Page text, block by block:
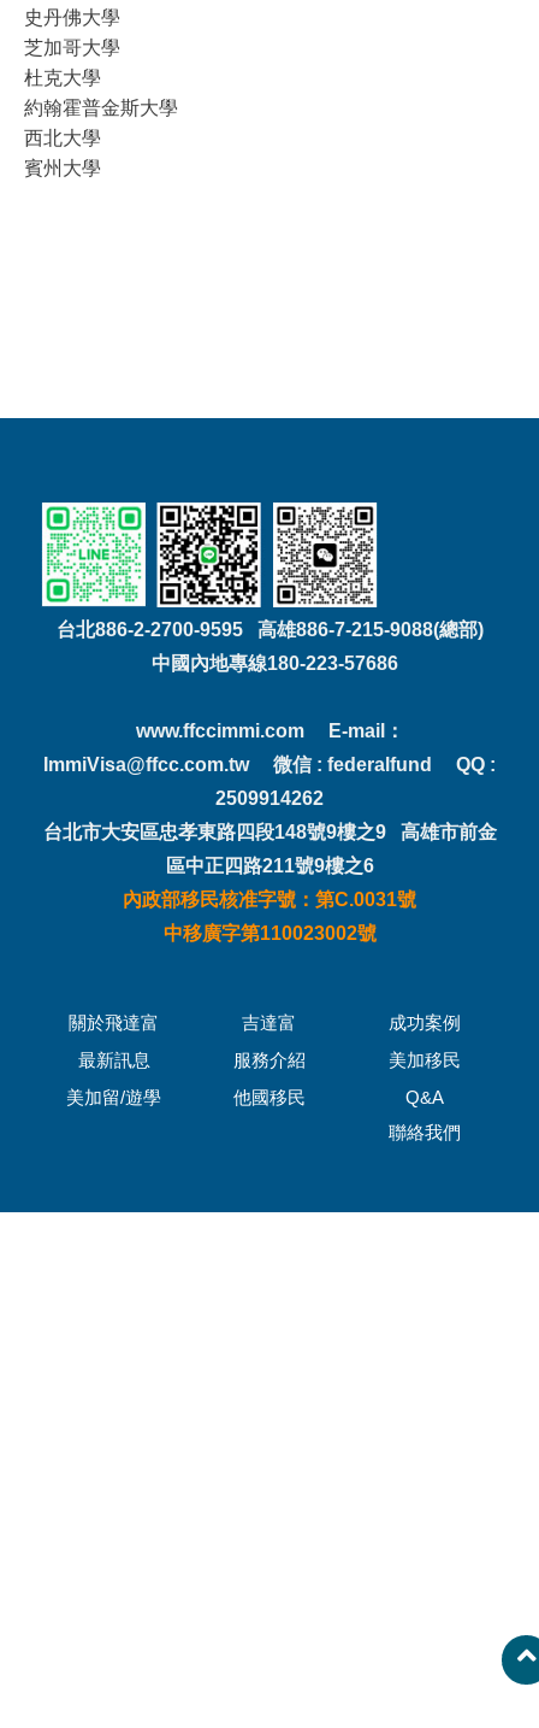
史丹佛大學
芝加哥大學
杜克大學
約翰霍普金斯大學
西北大學
賓州大學
台北886-2-2700-9595 高雄886-7-215-9088(總部)
中國內地專線180-223-57686
www.ffccimmi.com E-mail：
ImmiVisa@ffcc.com.tw 微信 : federalfund QQ :
2509914262
台北市大安區忠孝東路四段148號9樓之9 高雄市前金
區中正四路211號9樓之6
內政部移民核准字號：第C.0031號
中移廣字第110023002號
關於飛達富 吉達富
成功案例
最新訊息
服務介紹
美加移民
美加留/遊學
他國移民
Q&A
聯絡我們